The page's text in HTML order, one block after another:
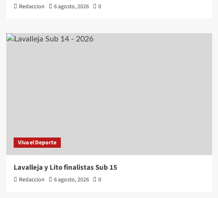
Redaccion 6 agosto, 2026 0
Viva el Deporte
Lavalleja y Lito finalistas Sub 15
Redaccion 6 agosto, 2026 0